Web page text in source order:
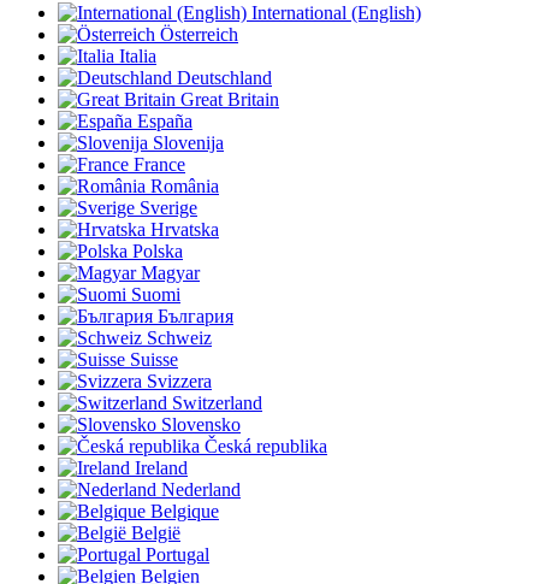
International (English)
Österreich
Italia
Deutschland
Great Britain
España
Slovenija
France
România
Sverige
Hrvatska
Polska
Magyar
Suomi
България
Schweiz
Suisse
Svizzera
Switzerland
Slovensko
Česká republika
Ireland
Nederland
Belgique
België
Portugal
Belgien